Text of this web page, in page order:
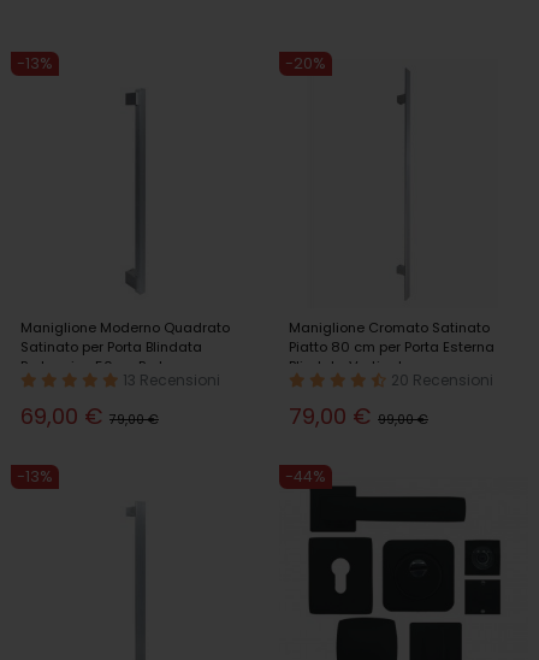
-13%
Maniglione Moderno Quadrato
Satinato per Porta Blindata
Portoncino 50cm Portone
13 Recensioni
69,00 € 79,00 €
-20%
Maniglione Cromato Satinato
Piatto 80 cm per Porta Esterna
Blindata Verticale
20 Recensioni
79,00 € 99,00 €
-13% -44%